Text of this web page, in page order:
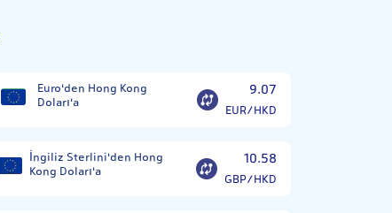
Euro'den Hong Kong
Doları'a
9.07
EUR/HKD
İngiliz Sterlini'den Hong
Kong Doları'a
10.58
GBP/HKD